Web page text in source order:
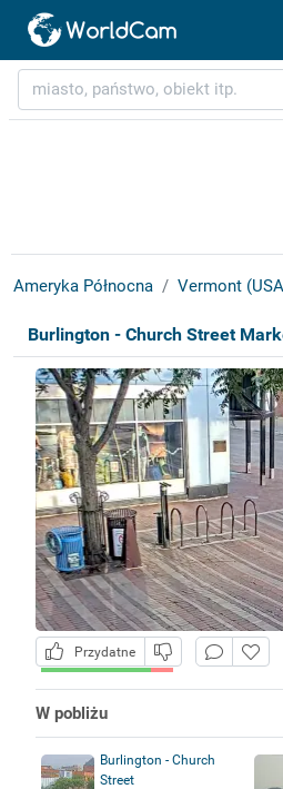
Ameryka Północna Vermont
Burlington - Church Street
Przydatne
W pobliżu
Burlington - Church
Street